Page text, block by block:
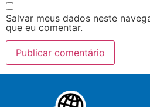
Salvar meus dados neste
que eu comentar.